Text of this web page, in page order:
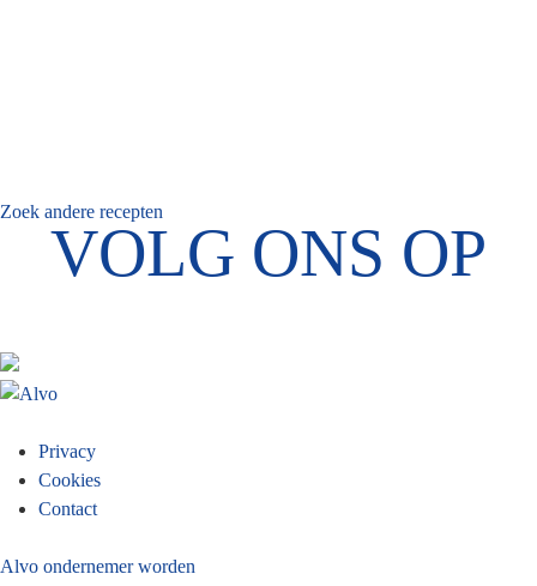
Zoek andere recepten
VOLG ONS OP
Footer
menu
Privacy
Cookies
Contact
Alvo ondernemer worden